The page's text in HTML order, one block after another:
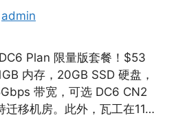
admin
Plan 限量版套餐！$53
内存，20GB SSD 硬盘，
带宽，可选 DC6 CN2
迁移机房。此外，瓦工在11…